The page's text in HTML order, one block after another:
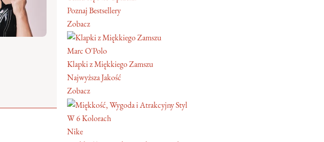
Poznaj Bestsellery
Zobacz
Marc O'Polo
Klapki z Miękkiego Zamszu
Najwyższa Jakość
Zobacz
W 6 Kolorach
Nike